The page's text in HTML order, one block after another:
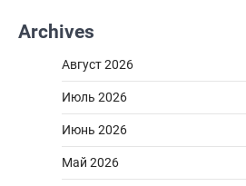
Archives
Август 2026
Июль 2026
Июнь 2026
Май 2026